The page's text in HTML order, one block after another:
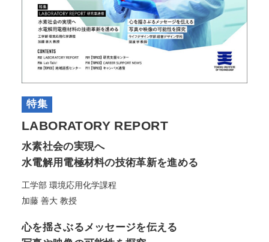
特集
LABORATORY REPORT
水素社会の実現へ
水電解用電極材料の技術革新を進める
工学部 環境応用化学課程
加藤 善大 教授
心を揺さぶるメッセージを伝える